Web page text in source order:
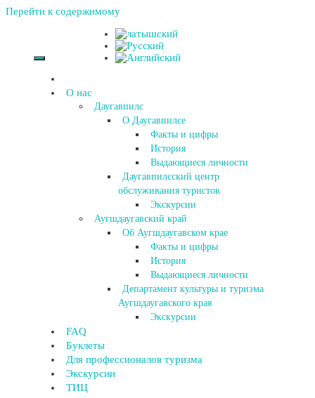
Перейти к содержимому
О нас
Даугавпилс
О Даугавпилсе
Факты и цифры
История
Выдающиеся личности
Даугавпилсский центр
обслуживания туристов
Экскурсии
Аугшдаугавский край
Об Аугшдаугавском крае
Факты и цифры
История
Выдающиеся личности
Департамент культуры и туризма
Аугшдаугавского края
Экскурсии
FAQ
Буклеты
Для профессионалов туризма
Экскурсии
ТИЦ